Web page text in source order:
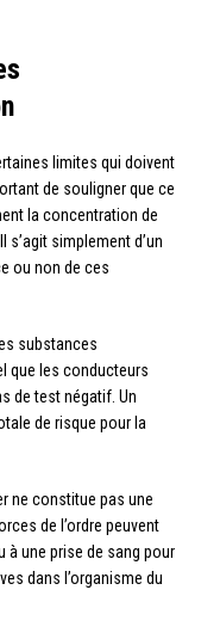
limites qui doivent
de souligner que ce
la concentration de
simplement d’un
ou non de ces
substances
que les conducteurs
de test négatif. Un
de risque pour la
ne constitue pas une
de l’ordre peuvent
une prise de sang pour
dans l’organisme du